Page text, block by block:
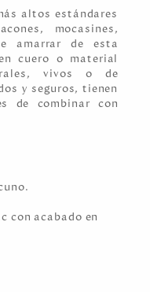
altos estándares
mocasines,
amarrar de esta
cuero o material
vivos o de
y seguros, tienen
de combinar con
con acabado en